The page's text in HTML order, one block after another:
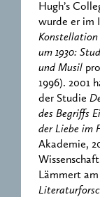
Hugh’s
wurde er im
Konstellation
um 1930:
und Musil
1996). 2001
der Studie
des Begriffs
der Liebe im
Akademie,
Lämmert